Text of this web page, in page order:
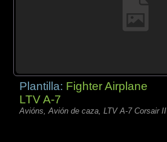
Plantilla: Fighter Airplane
LTV A-7
Avións, Avión de caza, LTV A-7 Corsair II